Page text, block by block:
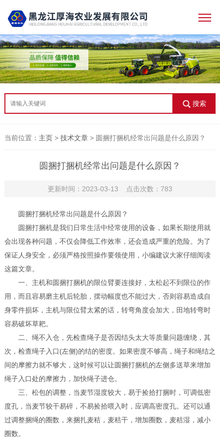
搜索
当前位置： 主页> 技术文章> 圆捆打捆机经常出问题是什么原因？
圆捆打捆机经常出问题是什么原因？
更新时间：2023-03-13 点击次数：783
圆捆打捆机经常出问题是什么原因？
圆捆打捆机是我们日常生活中经常使用的设备，如果长期使用就
会出现各种问题，不仅会降低工作效率，还会造成严重的危险。为了
保证人身安全，必须严格按照操作要领使用，小编建议大家仔细阅读
这篇文章。
一、主机和圆捆打捆机的限位臂要连接好，太松起不到限位的作
用，而且容易磨主机后轮胎，摆动幅度也不能过大，否则容易造成自
身零件损坏，主机与限位臂太紧的话，转弯角度会加大，田地转弯时
容易破坏草耙。
二、绳不入仓，先检查绳子是否因结头太大等质量问题缠绕，其
次，检查绳子入口(左侧)的结的密度。如果密度不够高，绳子和绳结之
间的摩擦力就不够大，这时候可以让圆捆打捆机的左侧多送草来增加
绳子入口处的摩擦力，加快绳子进仓。
三、松包的调整，当麦节湿度较大，易于捡拾打捆时，可调低密
度孔，当麦节较干易碎，不易捡拾喂入时，应调高密度孔。还可以通
过调整捆绳的圈数，来捆扎麦秸，麦秸干，增加圈数，麦秸湿，减小
圈数。